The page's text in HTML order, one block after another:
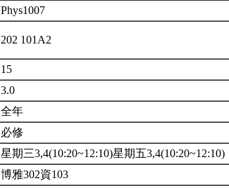
Phys1007
202 101A2
15
3.0
全年
必修
星期三3,4(10:20~12:10)星期五3,4(10:20~12:10)
博雅302資103